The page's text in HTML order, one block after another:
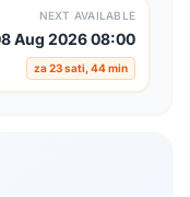
NEXT AVAILABLE
Aug 2026 08:00
za 23 sati, 44 min